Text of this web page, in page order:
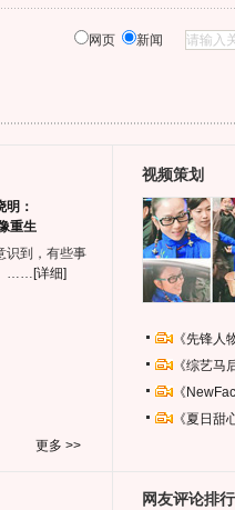
网页 新闻
明：
重生
识到，有些事
…… [详细]
更多 >>
视频策划
《先锋
《综艺
《
《夏日
网友评论排行